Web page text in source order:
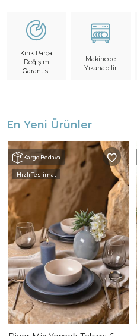
Kırık Parça
Değişim
Garantisi
Makinede
Yıkanabilir
En Yeni Ürünler
Kargo Bedava
Hızlı Teslimat